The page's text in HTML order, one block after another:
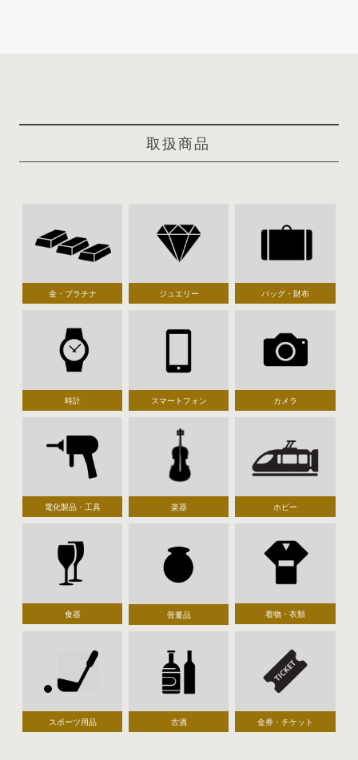
取扱商品
金・プラチナ ジュエリー バッグ・財布
時計 スマートフォン カメラ
電化製品・工具 楽器 ホビー
食器 骨董品 着物・衣類
スポーツ用品 古酒 金券・チケット